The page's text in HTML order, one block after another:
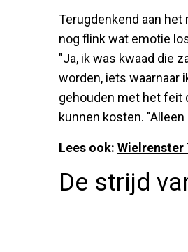
Terugdenkend aan
nog flink wat emotie
"Ja, ik was kwaad die
worden, iets waarnaar
gehouden met het feit
kunnen kosten.
Lees ook: Wielrenster
De strijd